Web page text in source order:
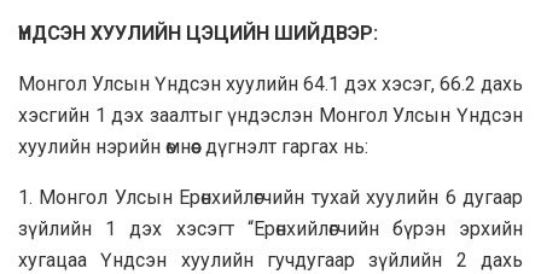
ҮНДСЭН ХУУЛИЙН ЦЭЦИЙН ШИЙДВЭР:
Монгол Улсын Үндсэн хуулийн 64.1 дэх хэсэг, 66.2 дахь
хэсгийн 1 дэх заалтыг үндэслэн Монгол Улсын Үндсэн
хуулийн нэрийн өмнөөс дүгнэлт гаргах нь:
1. Монгол Улсын Ерөнхийлөгчийн тухай хуулийн 6 дугаар
зүйлийн 1 дэх хэсэгт “Ерөнхийлөгчийн бүрэн эрхийн
хугацаа Үндсэн хуулийн гучдугаар зүйлийн 2 дахь